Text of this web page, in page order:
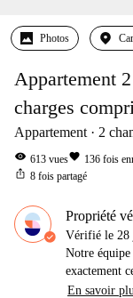
Photos
Appartement
charges
Appartement 2
visibility 613 vuesfavorite 136 fois
ios_share 8 fois partagé
Propriété
Vérifié le 28
Notre
exactement
En savoir